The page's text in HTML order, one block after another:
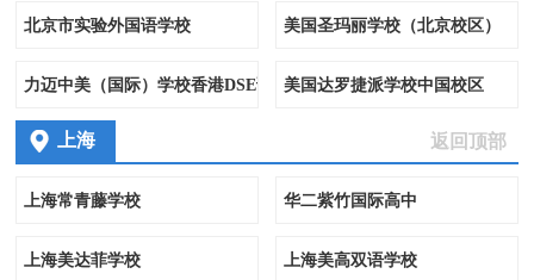
北京市实验外国语学校 美国圣玛丽学校（北京校区）
力迈中美（国际）学校香港DSE课程美国达罗捷派学校中国校区
上海 返回顶部
上海常青藤学校 华二紫竹国际高中
上海美达菲学校 上海美高双语学校